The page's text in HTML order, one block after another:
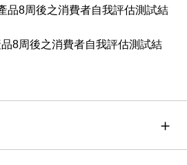
品8周後之消費者自我評估測試結
8周後之消費者自我評估測試結